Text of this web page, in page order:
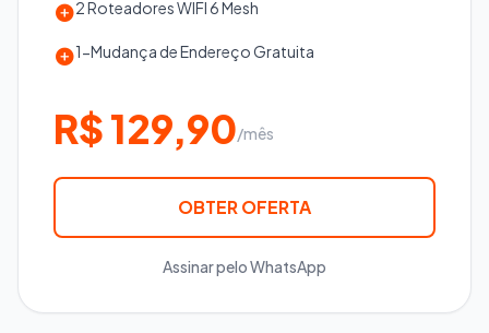
2 Roteadores WIFI 6 Mesh
1-Mudança de Endereço Gratuita
R$ 129,90/mês
OBTER OFERTA
Assinar pelo WhatsApp